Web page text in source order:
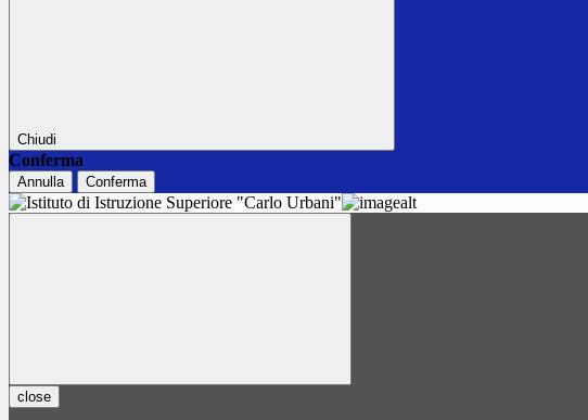
Chiudi
Conferma
Annulla Conferma
close